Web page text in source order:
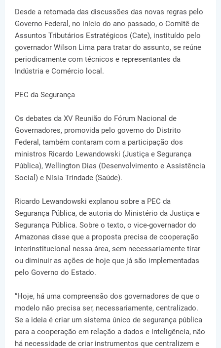
Desde a retomada das discussões das novas regras pelo
Governo Federal, no início do ano passado, o Comitê de
Assuntos Tributários Estratégicos (Cate), instituído pelo
governador Wilson Lima para tratar do assunto, se reúne
periodicamente com técnicos e representantes da
Indústria e Comércio local.
PEC da Segurança
Os debates da XV Reunião do Fórum Nacional de
Governadores, promovida pelo governo do Distrito
Federal, também contaram com a participação dos
ministros Ricardo Lewandowski (Justiça e Segurança
Pública), Wellington Dias (Desenvolvimento e Assistência
Social) e Nísia Trindade (Saúde).
Ricardo Lewandowski explanou sobre a PEC da
Segurança Pública, de autoria do Ministério da Justiça e
Segurança Pública. Sobre o texto, o vice-governador do
Amazonas disse que a proposta precisa de cooperação
interinstitucional nessa área, sem necessariamente tirar
ou diminuir as ações de hoje que já são implementadas
pelo Governo do Estado.
“Hoje, há uma compreensão dos governadores de que o
modelo não precisa ser, necessariamente, centralizado.
Se a ideia é criar um sistema único de segurança pública
para a cooperação em relação a dados e inteligência, não
há necessidade de criar instrumentos que centralizem e